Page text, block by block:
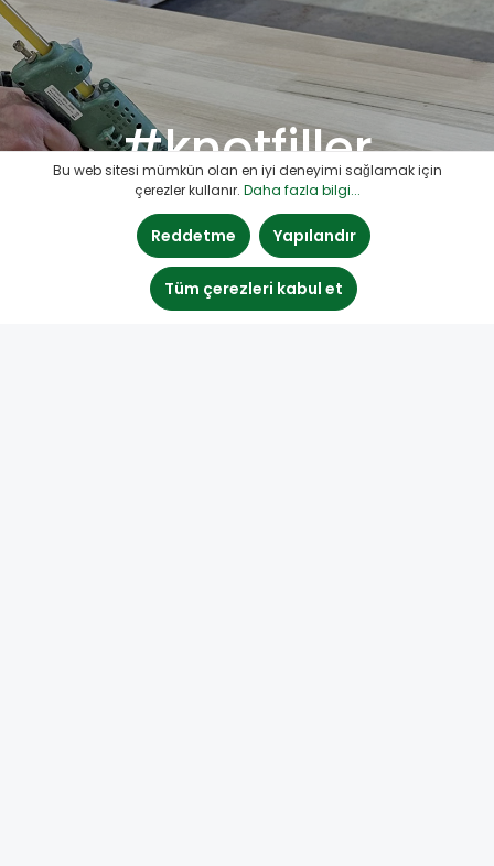
#knotfiller
Bu web sitesi mümkün olan en iyi deneyimi sağlamak için
çerezler kullanır. Daha fazla bilgi...
Reddetme Yapılandır
Tüm çerezleri kabul et